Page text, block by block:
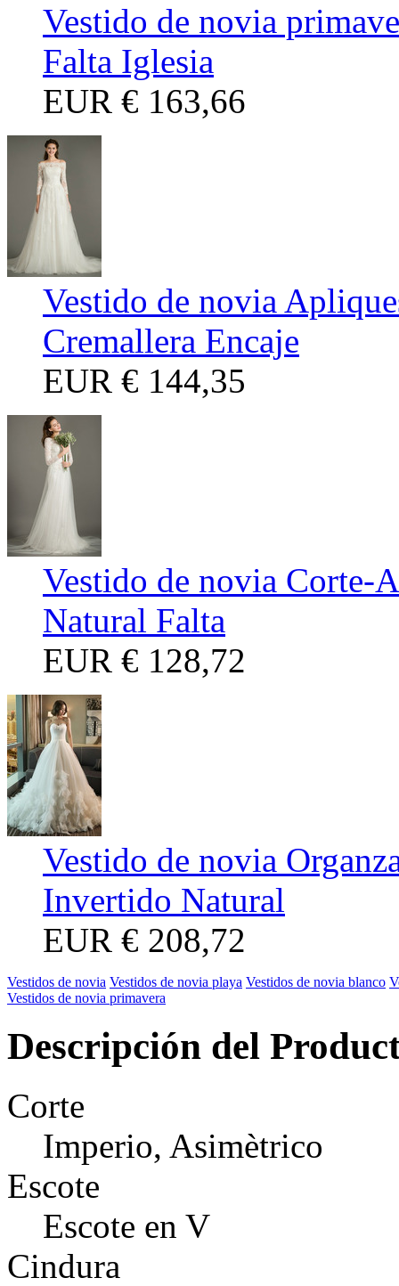
Vestido de novia
Falta Iglesia
EUR € 163,66
Vestido de novia
Cremallera Encaje
EUR € 144,35
Vestido de novia Corte-
Natural Falta
EUR € 128,72
Vestido de novia
Invertido Natural
EUR € 208,72
Vestidos de novia Vestidos de novia playa Vestidos de novia blanco
Vestidos de novia primavera
Descripción del
Corte
Imperio, Asimètrico
Escote
Escote en V
Cindura